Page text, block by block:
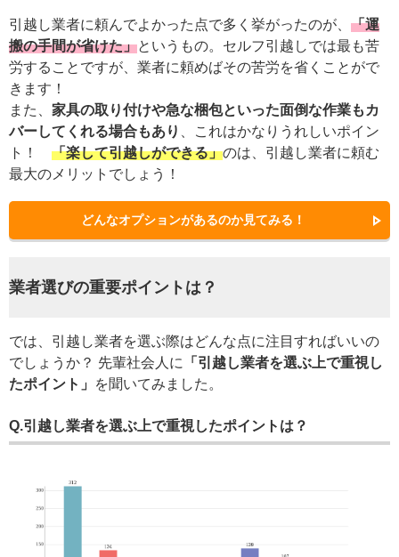
引越し業者に頼んでよかった点で多く挙がったのが、 「運
搬の手間が省けた」というもの。セルフ引越しでは最も苦
労することですが、業者に頼めばその苦労を省くことがで
きます！
また、 家具の取り付けや急な梱包といった面倒な作業もカ
バーしてくれる場合もあり 、これはかなりうれしいポイン
ト！ 「楽して引越しができる」のは、引越し業者に頼む
最大のメリットでしょう！
どんなオプションがあるのか見てみる！
業者選びの重要ポイントは？
では、引越し業者を選ぶ際はどんな点に注目すればいいの
でしょうか？ 先輩社会人に 「引越し業者を選ぶ上で重視し
たポイント」
を聞いてみました。
Q.引越し業者を選ぶ上で重視したポイントは？